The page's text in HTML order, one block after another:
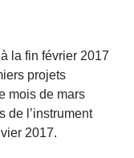
la fin février 2017
projets
mois de mars
de l’instrument
2017.